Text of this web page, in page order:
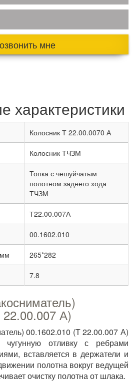
мне
характеристики
Колосник Т 22.00.0070 А
Колосник ТЧЗМ
Топка с чешуйчатым
полотном заднего хода
ТЧЗМ
Т22.00.007А
00.1602.010
265*282
7.8
А)
00.1602.010 (Т 22.00.007 А)
чугунную отливку с ребрами
вставляется в держатели и
полотна вокруг ведущей
очистку полотна от шлака.